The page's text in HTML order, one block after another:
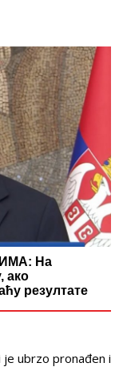
На
ако
резултате
je ubrzo pronađen i